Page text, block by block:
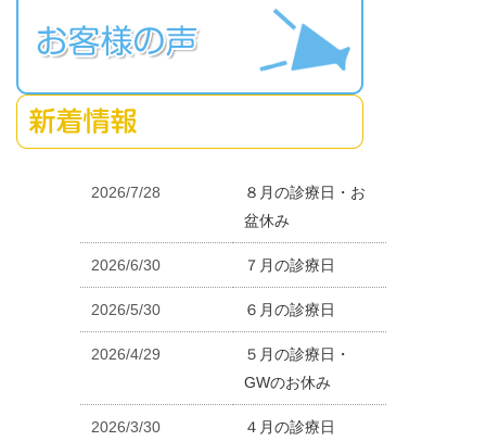
2026/7/28
８月の診療日・お
盆休み
2026/6/30 ７月の診療日
2026/5/30 ６月の診療日
2026/4/29
５月の診療日・
GWのお休み
2026/3/30 ４月の診療日